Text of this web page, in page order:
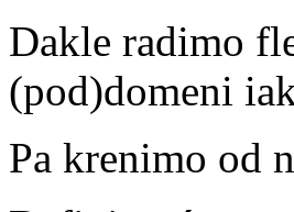
Dakle radimo
(pod)domeni
Pa krenimo od